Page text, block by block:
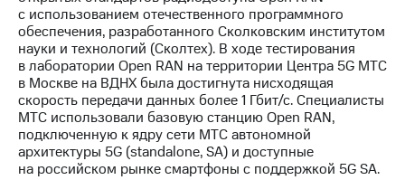
с использованием отечественного программного
обеспечения, разработанного Сколковским институтом
науки и технологий (Сколтех). В ходе тестирования
в лаборатории Open RAN на территории Центра 5G МТС
в Москве на ВДНХ была достигнута нисходящая
скорость передачи данных более 1 Гбит/с. Специалисты
МТС использовали базовую станцию Open RAN,
подключенную к ядру сети МТС автономной
архитектуры 5G (standalone, SA) и доступные
на российском рынке смартфоны с поддержкой 5G SA.